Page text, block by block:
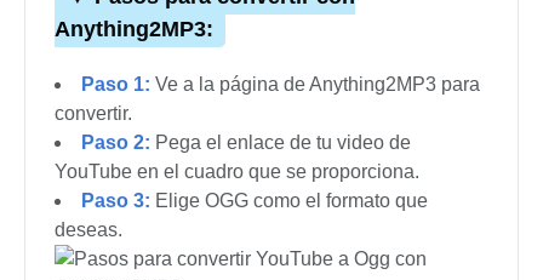
Anything2MP3:
Paso 1: Ve a la página de Anything2MP3 para
convertir.
Paso 2: Pega el enlace de tu video de
YouTube en el cuadro que se proporciona.
Paso 3: Elige OGG como el formato que
deseas.